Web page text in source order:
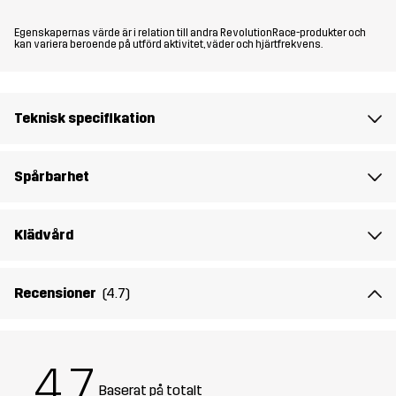
Modellen är 174 cm väger 63 kg och har storlek M.
Foder 2 100% Polyester
Egenskapernas värde är i relation till andra RevolutionRace-produkter och
kan variera beroende på utförd aktivitet, väder och hjärtfrekvens.
Teknisk specifikation
Spårbarhet
Klädvård
Recensioner (4.7)
Baserat på totalt